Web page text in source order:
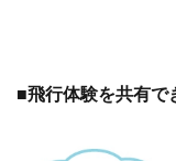
■飛行体験を共有で